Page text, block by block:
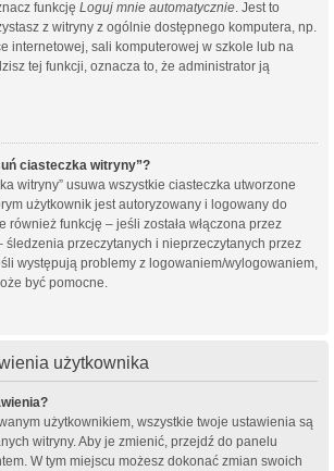
funkcję Loguj mnie automatycznie. Jest to
z witryny z ogólnie dostępnego komputera, np.
internetowej, sali komputerowej w szkole lub na
tej funkcji, oznacza to, że administrator ją
ciasteczka witryny”?
witryny” usuwa wszystkie ciasteczka utworzone
użytkownik jest autoryzowany i logowany do
również funkcję – jeśli została włączona przez
śledzenia przeczytanych i nieprzeczytanych przez
występują problemy z logowaniem/wylogowaniem,
być pomocne.
użytkownika
użytkownikiem, wszystkie twoje ustawienia są
witryny. Aby je zmienić, przejdź do panelu
W tym miejscu możesz dokonać zmian swoich